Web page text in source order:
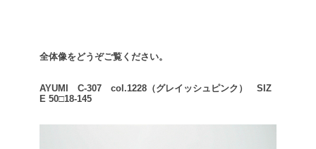
全体像をどうぞご覧ください。
AYUMI C-307 col.1228（グレイッシュピンク） SIZ
E 50□18-145